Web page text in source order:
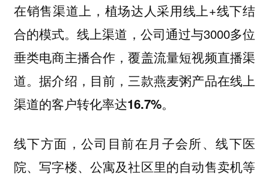
在销售渠道上，植场达人采用线上+线下结
合的模式。线上渠道，公司通过与3000多位
垂类电商主播合作，覆盖流量短视频直播渠
道。据介绍，目前，三款燕麦粥产品在线上
渠道的客户转化率达16.7%。
线下方面，公司目前在月子会所、线下医
院、写字楼、公寓及社区里的自动售卖机等